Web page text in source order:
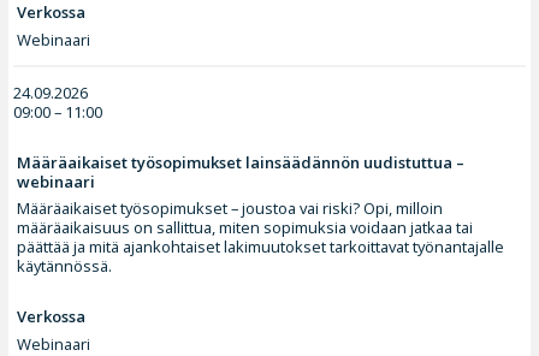
Verkossa
Webinaari
24.09.2026
09:00 – 11:00
Määräaikaiset työsopimukset lainsäädännön uudistuttua –
webinaari
Määräaikaiset työsopimukset – joustoa vai riski? Opi, milloin
määräaikaisuus on sallittua, miten sopimuksia voidaan jatkaa tai
päättää ja mitä ajankohtaiset lakimuutokset tarkoittavat työnantajalle
käytännössä.
Verkossa
Webinaari